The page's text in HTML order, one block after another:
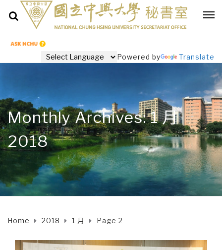
Powered by Translate
Monthly Archives: 1 月
2018
Home 2018 1 月 Page 2